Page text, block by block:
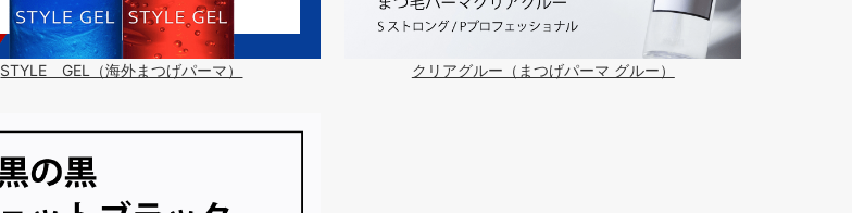
STYLE GEL（海外まつげパーマ） クリアグルー（まつげパーマ グルー）